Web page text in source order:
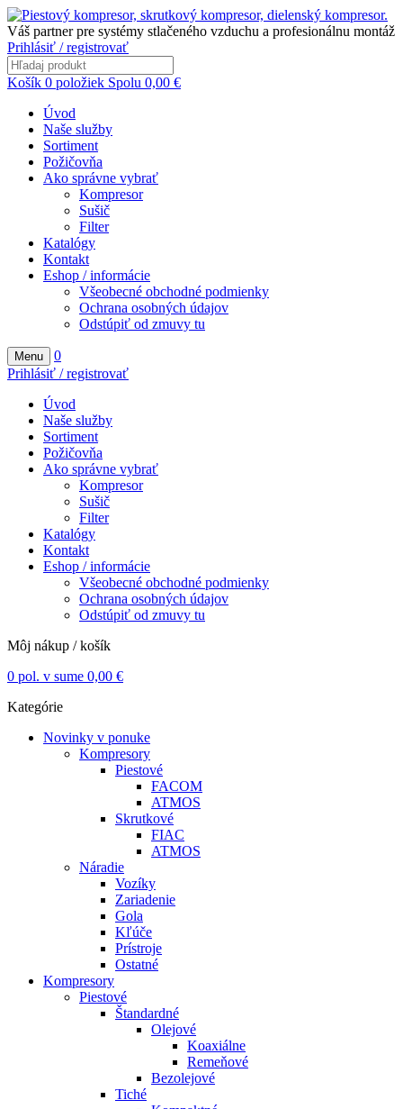
Váš partner pre systémy stlačeného vzduchu a profesionálnu montáž
Prihlásiť / registrovať
Košík 0 položiek Spolu 0,00 €
Úvod
Naše služby
Sortiment
Požičovňa
Ako správne vybrať
Kompresor
Sušič
Filter
Katalógy
Kontakt
Eshop / informácie
Všeobecné obchodné podmienky
Ochrana osobných údajov
Odstúpiť od zmuvy tu
Menu
0
Prihlásiť / registrovať
Úvod
Naše služby
Sortiment
Požičovňa
Ako správne vybrať
Kompresor
Sušič
Filter
Katalógy
Kontakt
Eshop / informácie
Všeobecné obchodné podmienky
Ochrana osobných údajov
Odstúpiť od zmuvy tu
Môj nákup / košík
0 pol. v sume 0,00 €
Kategórie
Novinky v ponuke
Kompresory
Piestové
FACOM
ATMOS
Skrutkové
FIAC
ATMOS
Náradie
Vozíky
Zariadenie
Gola
Kľúče
Prístroje
Ostatné
Kompresory
Piestové
Štandardné
Olejové
Koaxiálne
Remeňové
Bezolejové
Tiché